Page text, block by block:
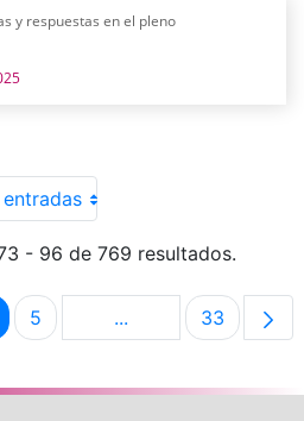
y respuestas en el pleno
- 96 de 769 resultados.
Página
5 ...Páginas Página
33